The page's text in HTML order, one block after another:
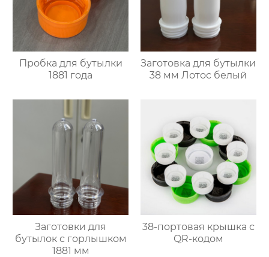
Пробка для бутылки
1881 года
Заготовка для бутылки
38 мм Лотос белый
Заготовки для
бутылок с горлышком
1881 мм
38-портовая крышка с
QR-кодом